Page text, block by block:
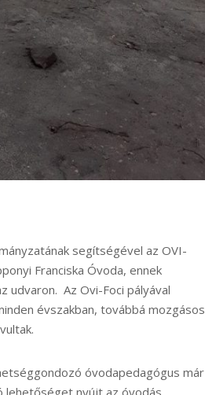
segítségével az OVI-
Franciska Óvoda, ennek
udvaron. Az Ovi-Foci pályával
évszakban, továbbá mozgásos
óvodapedagógus már
lehetőséget nyújt az óvodás